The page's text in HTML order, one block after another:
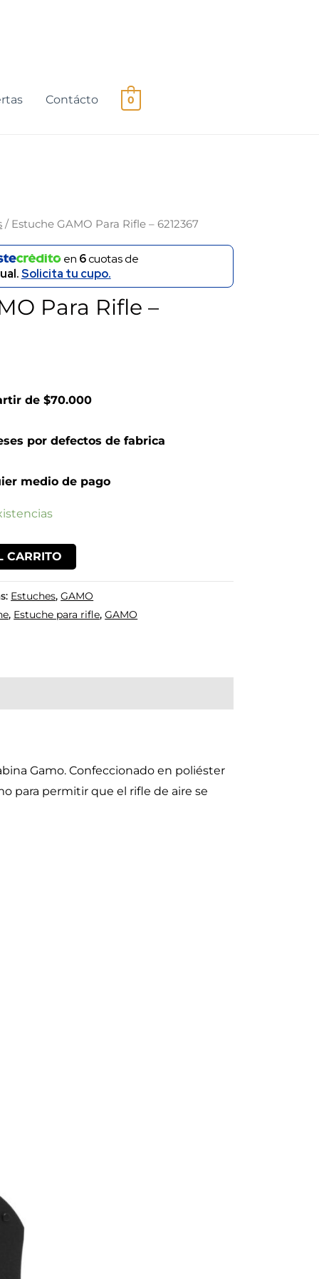
Contácto 0
/ Estuche GAMO Para Rifle – 6212367
en 6cuotas de
Solicita tu cupo.
Para Rifle –
de $70.000
por defectos de fabrica
medio de pago
CARRITO
Estuches,GAMO
, Estuche para rifle,GAMO
Gamo. Confeccionado en poliéster
para permitir que el rifle de aire se